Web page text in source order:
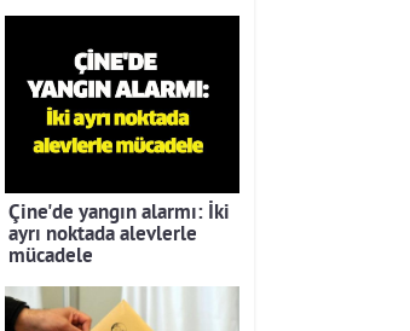
Çine'de yangın alarmı: İki
ayrı noktada alevlerle
mücadele